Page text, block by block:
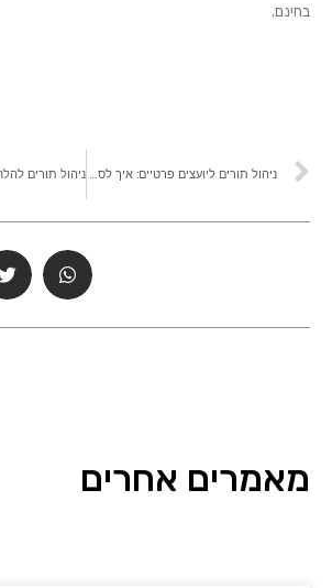
בחינם.
ניהול תורים ליועצים פרטיים: איך לסדר פגישות, זמינות ומעקב
מאמרים אחרים